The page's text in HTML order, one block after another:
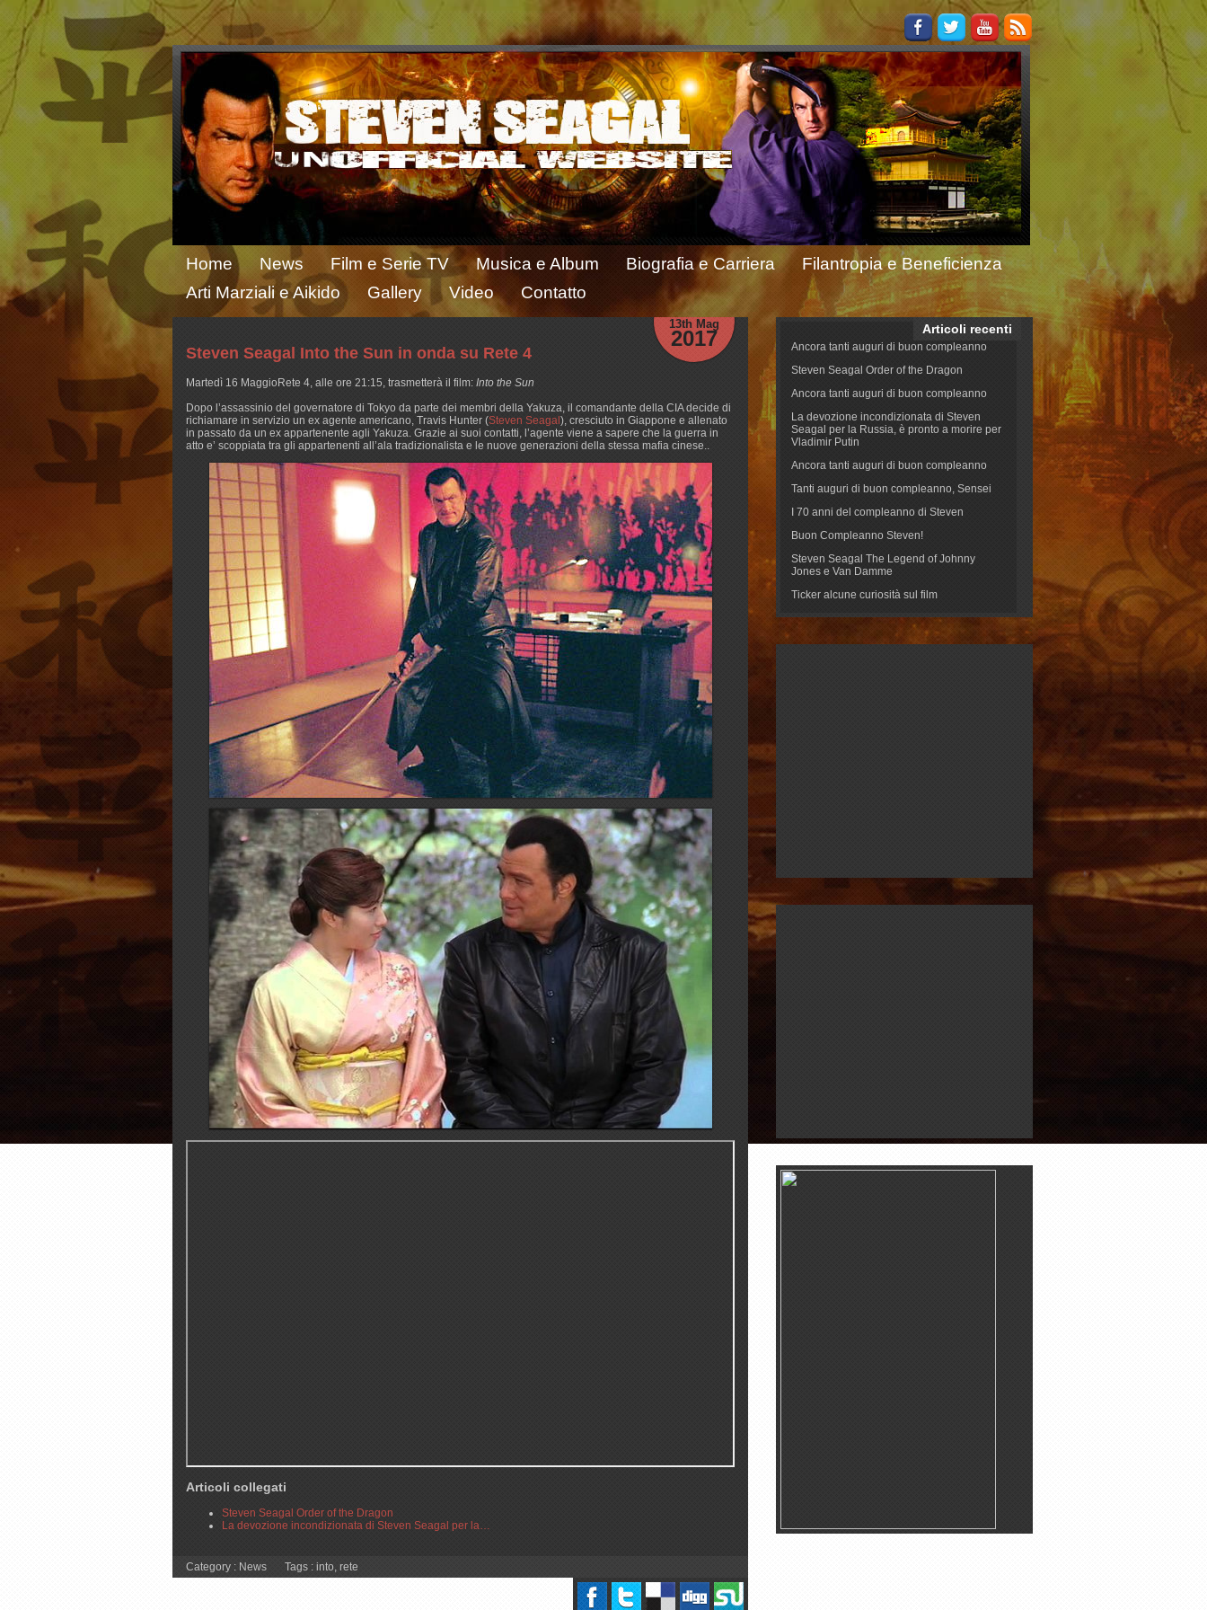
Home News Film e Serie TV Musica e Album Biografia e Carriera
Filantropia e Beneficienza
Arti Marziali e Aikido
Gallery Video Contatto
13th Mag
2017
Steven Seagal Into the Sun in onda su Rete 4
Martedì 16 MaggioRete 4, alle ore 21:15, trasmetterà il film: Into the Sun
Dopo l’assassinio del governatore di Tokyo da parte dei membri della Yakuza, il comandante della CIA decide di
richiamare in servizio un ex agente americano, Travis Hunter (Steven Seagal ), cresciuto in Giappone e allenato
in passato da un ex appartenente agli Yakuza. Grazie ai suoi contatti, l’agente viene a sapere che la guerra in
atto e’ scoppiata tra gli appartenenti all’ala tradizionalista e le nuove generazioni della stessa mafia cinese..
Articoli collegati
Steven Seagal Order of the Dragon
La devozione incondizionata di Steven Seagal per la…
Category : News Tags : into, rete
Articoli recenti
Ancora tanti auguri di buon compleanno
Steven Seagal Order of the Dragon
Ancora tanti auguri di buon compleanno
La devozione incondizionata di Steven
Seagal per la Russia, è pronto a morire per
Vladimir Putin
Ancora tanti auguri di buon compleanno
Tanti auguri di buon compleanno, Sensei
I 70 anni del compleanno di Steven
Buon Compleanno Steven!
Steven Seagal The Legend of Johnny
Jones e Van Damme
Ticker alcune curiosità sul film